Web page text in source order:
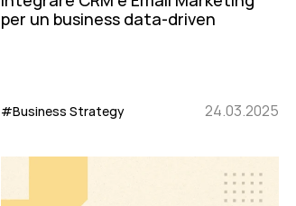
per un business data-driven
#Business Strategy 24.03.2025